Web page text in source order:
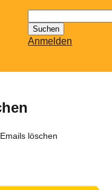
nach:
Anmelden
löschen